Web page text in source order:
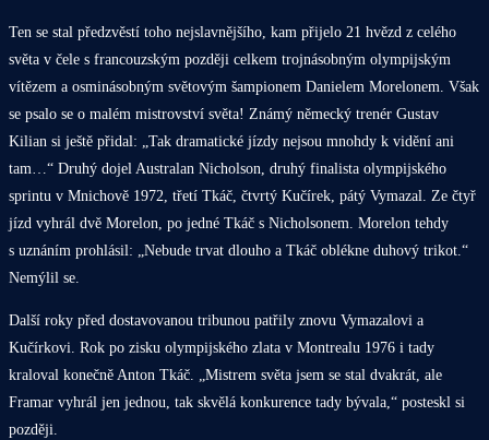
Ten se stal předzvěstí toho nejslavnějšího, kam přijelo 21 hvězd z celého
světa v čele s francouzským později celkem trojnásobným olympijským
vítězem a osminásobným světovým šampionem Danielem Morelonem. Však
se psalo se o malém mistrovství světa! Známý německý trenér Gustav
Kilian si ještě přidal: „Tak dramatické jízdy nejsou mnohdy k vidění ani
tam…“ Druhý dojel Australan Nicholson, druhý finalista olympijského
sprintu v Mnichově 1972, třetí Tkáč, čtvrtý Kučírek, pátý Vymazal. Ze čtyř
jízd vyhrál dvě Morelon, po jedné Tkáč s Nicholsonem. Morelon tehdy
s uznáním prohlásil: „Nebude trvat dlouho a Tkáč oblékne duhový trikot.“
Nemýlil se.
Další roky před dostavovanou tribunou patřily znovu Vymazalovi a
Kučírkovi. Rok po zisku olympijského zlata v Montrealu 1976 i tady
kraloval konečně Anton Tkáč. „Mistrem světa jsem se stal dvakrát, ale
Framar vyhrál jen jednou, tak skvělá konkurence tady bývala,“ posteskl si
později.